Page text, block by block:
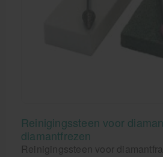
Reinigingssteen voor
diamantfrezen
Reinigingssteen voor